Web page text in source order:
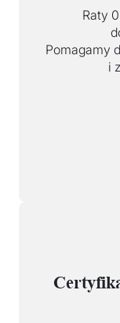
Raty
Pomagamy
i